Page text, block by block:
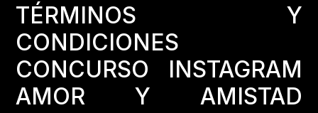
TÉRMINOS Y
CONDICIONES
CONCURSO INSTAGRAM
AMOR Y AMISTAD